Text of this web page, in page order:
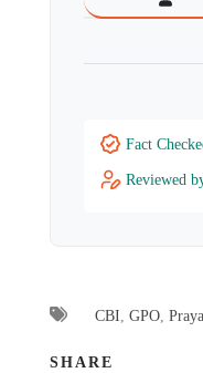
Fact
Reviewed
CBI, GPO,
SHARE